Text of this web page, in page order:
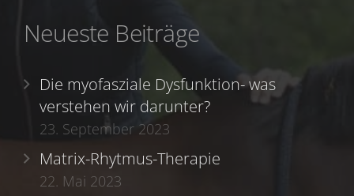
Neueste Beiträge
Die myofasziale Dysfunktion- was
verstehen wir darunter?
23. September 2023
Matrix-Rhytmus-Therapie
22. Mai 2023